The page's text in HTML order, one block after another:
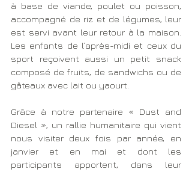
à base de viande, poulet ou poisson,
accompagné de riz et de légumes, leur
est servi avant leur retour à la maison.
Les enfants de l’après-midi et ceux du
sport reçoivent aussi un petit snack
composé de fruits, de sandwichs ou de
gâteaux avec lait ou yaourt.
Grâce à notre partenaire « Dust and
Diesel », un rallie humanitaire qui vient
nous visiter deux fois par année, en
janvier et en mai et dont les
participants apportent, dans leur